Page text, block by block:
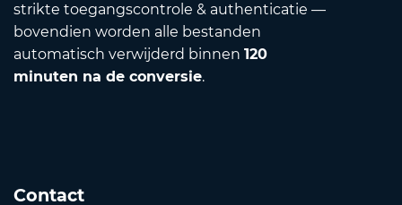
strikte toegangscontrole & authenticatie —
bovendien worden alle bestanden
automatisch verwijderd binnen 120
minuten na de conversie.
Contact